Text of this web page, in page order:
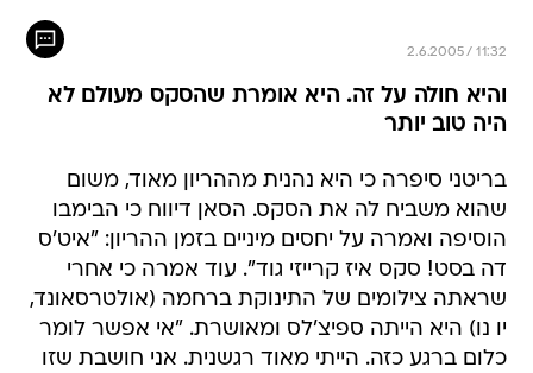
2.6.2005 / 11:32
והיא חולה על זה. היא אומרת שהסקס מעולם לא
היה טוב יותר
בריטני סיפרה כי היא נהנית מההריון מאוד, משום
שהוא משביח לה את הסקס. הסאן דיווח כי הבימבו
הוסיפה ואמרה על יחסים מיניים בזמן ההריון: "איט'ס
דה בסט! סקס איז קרייזי גוד". עוד אמרה כי אחרי
שראתה צילומים של התינוקת ברחמה (אולטרסאונד,
יו נו) היא הייתה ספיצ'לס ומאושרת. "אי אפשר לומר
כלום ברגע כזה. הייתי מאוד רגשנית. אני חושבת שזו